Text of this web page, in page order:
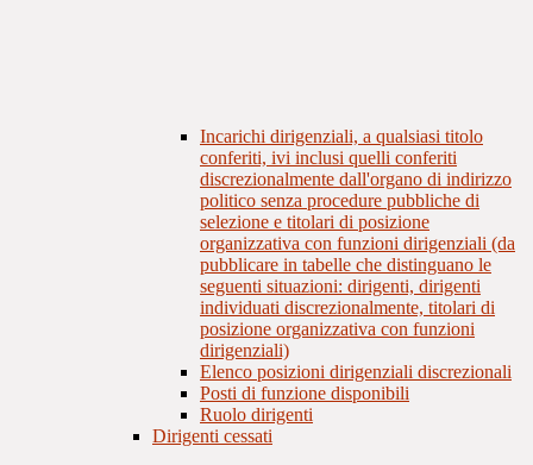
Incarichi dirigenziali, a qualsiasi titolo
conferiti, ivi inclusi quelli conferiti
discrezionalmente dall'organo di indirizzo
politico senza procedure pubbliche di
selezione e titolari di posizione
organizzativa con funzioni dirigenziali (da
pubblicare in tabelle che distinguano le
seguenti situazioni: dirigenti, dirigenti
individuati discrezionalmente, titolari di
posizione organizzativa con funzioni
dirigenziali)
Elenco posizioni dirigenziali discrezionali
Posti di funzione disponibili
Ruolo dirigenti
Dirigenti cessati